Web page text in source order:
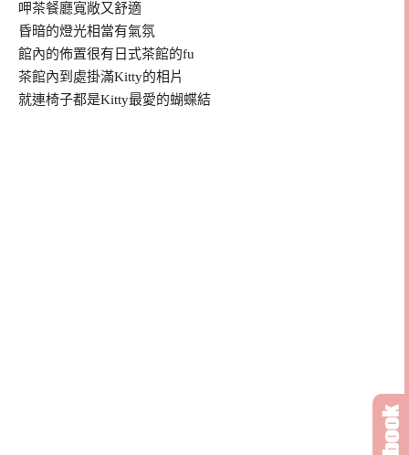
呷茶餐廳寬敞又舒適
昏暗的燈光相當有氣氛
館內的佈置很有日式茶館的fu
茶館內到處掛滿Kitty的相片
就連椅子都是Kitty最愛的蝴蝶結